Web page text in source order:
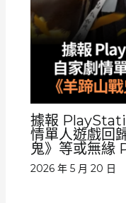
據報
情單人遊戲回
鬼》等或無緣
2026 年 5 月 20 日